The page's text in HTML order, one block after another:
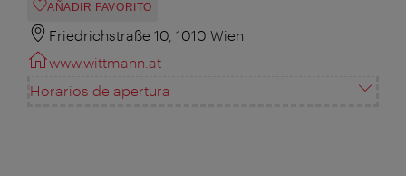
AÑADIR FAVORITO
Friedrichstraße 10, 1010 Wien
www.wittmann.at
Horarios de apertura